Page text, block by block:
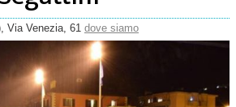
Via Venezia, 61 dove siamo